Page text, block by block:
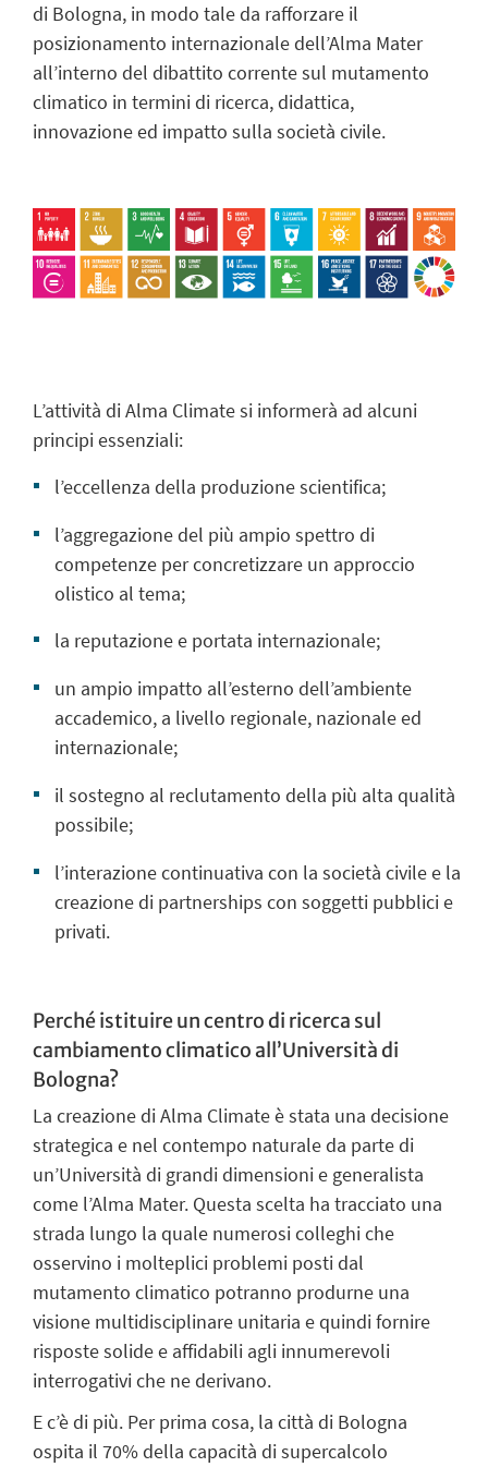
di Bologna, in modo tale da rafforzare il
posizionamento internazionale dell’Alma Mater
all’interno del dibattito corrente sul mutamento
climatico in termini di ricerca, didattica,
innovazione ed impatto sulla società civile.
L’attività di Alma Climate si informerà ad alcuni
principi essenziali:
l’eccellenza della produzione scientifica;
l’aggregazione del più ampio spettro di
competenze per concretizzare un approccio
olistico al tema;
la reputazione e portata internazionale;
un ampio impatto all’esterno dell’ambiente
accademico, a livello regionale, nazionale ed
internazionale;
il sostegno al reclutamento della più alta qualità
possibile;
l’interazione continuativa con la società civile e la
creazione di partnerships con soggetti pubblici e
privati.
Perché istituire un centro di ricerca sul
cambiamento climatico all’Università di
Bologna?
La creazione di Alma Climate è stata una decisione
strategica e nel contempo naturale da parte di
un’Università di grandi dimensioni e generalista
come l’Alma Mater. Questa scelta ha tracciato una
strada lungo la quale numerosi colleghi che
osservino i molteplici problemi posti dal
mutamento climatico potranno produrne una
visione multidisciplinare unitaria e quindi fornire
risposte solide e affidabili agli innumerevoli
interrogativi che ne derivano.
E c’è di più. Per prima cosa, la città di Bologna
ospita il 70% della capacità di supercalcolo